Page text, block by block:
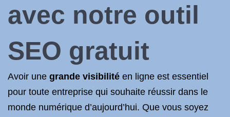
avec notre outil
SEO gratuit
Avoir une grande visibilité en ligne est essentiel
pour toute entreprise qui souhaite réussir dans le
monde numérique d’aujourd’hui. Que vous soyez